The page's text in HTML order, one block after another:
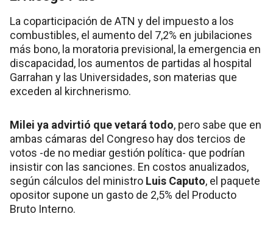
La coparticipación de ATN y del impuesto a los
combustibles, el aumento del 7,2% en jubilaciones
más bono, la moratoria previsional, la emergencia en
discapacidad, los aumentos de partidas al hospital
Garrahan y las Universidades, son materias que
exceden al kirchnerismo.
Milei ya advirtió que vetará todo, pero sabe que en
ambas cámaras del Congreso hay dos tercios de
votos -de no mediar gestión política- que podrían
insistir con las sanciones. En costos anualizados,
según cálculos del ministro Luis Caputo, el paquete
opositor supone un gasto de 2,5% del Producto
Bruto Interno.